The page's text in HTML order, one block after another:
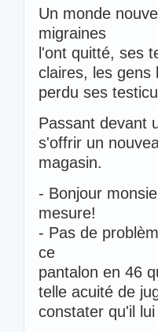
Un monde
migraines
l'ont quitté, ses
claires, les gens
perdu ses
Passant devant
s'offrir un
magasin.
- Bonjour
mesure!
- Pas de
ce
pantalon en 46
telle acuité de
constater qu'il